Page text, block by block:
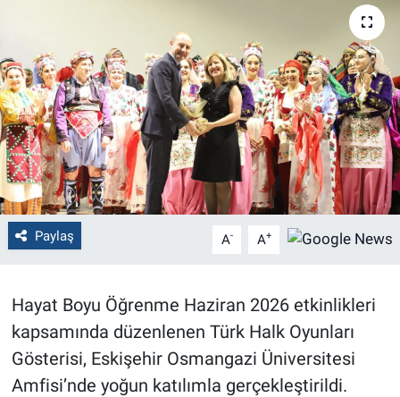
Paylaş A- A+
Hayat Boyu Öğrenme Haziran 2026 etkinlikleri
kapsamında düzenlenen Türk Halk Oyunları
Gösterisi, Eskişehir Osmangazi Üniversitesi
Amfisi’nde yoğun katılımla gerçekleştirildi.
Kütahya
Gezi
Genel
Çevre
Magazin
Bilim ve Teknoloji